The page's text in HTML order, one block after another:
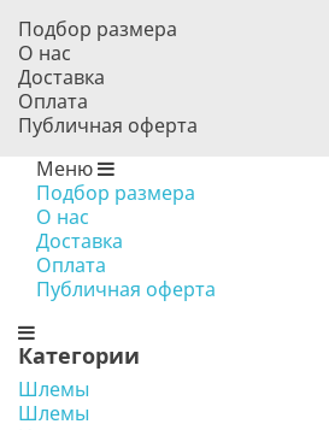
Подбор размера
О нас
Доставка
Оплата
Публичная оферта
Меню
Подбор размера
О нас
Доставка
Оплата
Публичная оферта
Категории
Шлемы
Шлемы